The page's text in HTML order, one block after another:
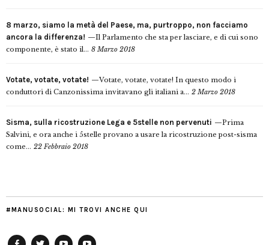
8 marzo, siamo la metà del Paese, ma, purtroppo, non facciamo
ancora la differenza!
Il Parlamento che sta per lasciare, e di cui sono
componente, è stato il... 8 Marzo 2018
Votate, votate, votate!
Votate, votate, votate! In questo modo i
conduttori di Canzonissima invitavano gli italiani a... 2 Marzo 2018
Sisma, sulla ricostruzione Lega e 5stelle non pervenuti
Prima
Salvini, e ora anche i 5stelle provano a usare la ricostruzione post-sisma
come... 22 Febbraio 2018
#MANUSOCIAL: MI TROVI ANCHE QUI